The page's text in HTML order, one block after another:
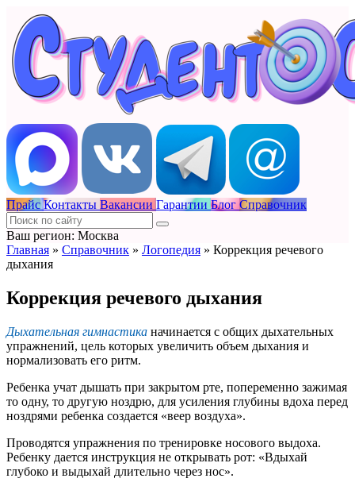
Прайс Контакты Вакансии Гарантии Блог Справочник
Ваш регион: Москва
Главная » Справочник » Логопедия » Коррекция речевого
дыхания
Коррекция речевого дыхания
Дыхательная гимнастика начинается с общих дыхательных
упражнений, цель которых увеличить объем дыхания и
нормализовать его ритм.
Ребенка учат дышать при закрытом рте, попеременно зажимая
то одну, то другую ноздрю, для усиления глубины вдоха перед
ноздрями ребенка создается «веер воздуха».
Проводятся упражнения по тренировке носового выдоха.
Ребенку дается инструкция не открывать рот: «Вдыхай
глубоко и выдыхай длительно через нос».